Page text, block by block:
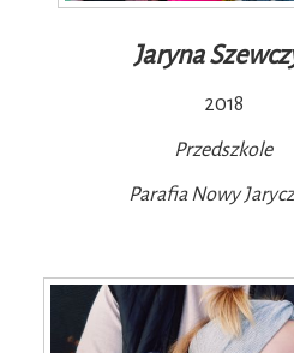
Jaryna
2018
Przedszkole
Parafia Nowy